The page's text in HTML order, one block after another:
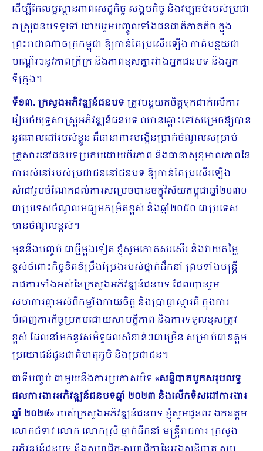
ដើម្បីកែលម្អស្ថានភាពសេដ្ឋកិច្ច សង្គមកិច្ច និងវប្បធម៌របស់ប្រជា
រាស្រ្តជនបទទូទៅ ដោយរួមបញ្ចូលទាំងជនជាតិភាគតិច ក្នុង
ព្រះរាជាណាចក្រកម្ពុជា ឱ្យកាន់តែប្រសើរ​ឡើង កាត់បន្ថយជា
បណ្ដើរ​ៗនូវភាពក្រីក្រ និងភាពខុសគ្នារវាងអ្នកជនបទ និងអ្នក
ទីក្រុង។
ទី១៣.ក្រសួង​អភិវឌ្ឍន៍ជនបទ ត្រូវបន្តយកចិត្តទុកដាក់លើការ
រៀបចំយុទ្ធសាស្ដ្រអភិវឌ្ឍន៍ជនបទ ឈានឆ្ពោះទៅសម្រេចឱ្យបាន
នូវគោលដៅរបស់ខ្លួន គឺធានាការបង្កើនប្រាក់ចំណូលសម្រាប់
គ្រួសារនៅជនបទប្រកប​ដោយចីរភាព និង​ធានាសុខុមាលភាពនៃ
ការរស់នៅរបស់ប្រជាជននៅជនបទ ឱ្យកាន់តែប្រសើរឡើង
សំដៅ​រួម​ចំណែកដល់ការសម្រេចបានចក្ខុវិស័យកម្ពុជាឆ្នាំ២០៣០
ជាប្រទេសចំណូលមធ្យមកម្រិតខ្ពស់ និងឆ្នាំ២០៥០ ជាប្រទេស
មានចំណូលខ្ពស់។
មុននឹងបញ្ចប់ ជាថ្មីម្តងទៀត ខ្ញុំសូមកោតសរសើរ និងវាយតម្លៃ
ខ្ពស់ចំពោះកិច្ចខិត​ខំ​ប្រឹងប្រែងរបស់ថ្នាក់ដឹកនាំ ព្រមទាំងមន្ត្រី
រាជការទាំងអស់នៃក្រសួងអភិវឌ្ឍន៍ជនបទ ដែលបានរួម
សហការគ្នាអស់ពីកម្លាំងកាយចិត្ត និងប្រាជ្ញាស្មារតី ក្នុងការ
បំពេញភារកិច្ចប្រកបដោយសាមគ្គីភាព និងការទទួលខុសត្រូវ
ខ្ពស់ ដែលនាំមកនូវសមិទ្ធផលសំខាន់ៗជាច្រើន សម្រាប់ជាឧត្តម
ប្រយោជន៍ជូនជាតិមាតុភូមិ និងប្រជាជន។
ជាទីបញ្ចប់ ជាមួយនឹងការប្រកាសបិទ «សន្និបាតបូកសរុបលទ្ធ
ផលការងារអភិវឌ្ឍន៍ជនបទឆ្នាំ ២០២៣ និងលើកទិសដៅការងារ
ឆ្នាំ ២០២៤» របស់ក្រសួងអភិវឌ្ឍន៍ជនបទ ខ្ញុំសូមជូនពរ ឯកឧត្តម
លោកជំទាវ លោក លោកស្រី ថ្នាក់ដឹកនាំ មន្ត្រីរាជការ ក្រសួង